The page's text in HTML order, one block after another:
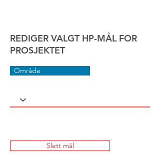
REDIGER VALGT HP-MÅL FOR
PROSJEKTET
Område
Slett mål